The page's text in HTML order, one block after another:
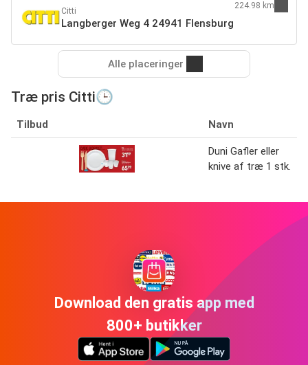
Citti
Langberger Weg 4 24941 Flensburg
224.98 km
Alle placeringer
Træ pris Citti🕒
Tilbud Navn
Duni Gafler eller
knive af træ 1 stk.
Download den gratis app med
800+ butikker